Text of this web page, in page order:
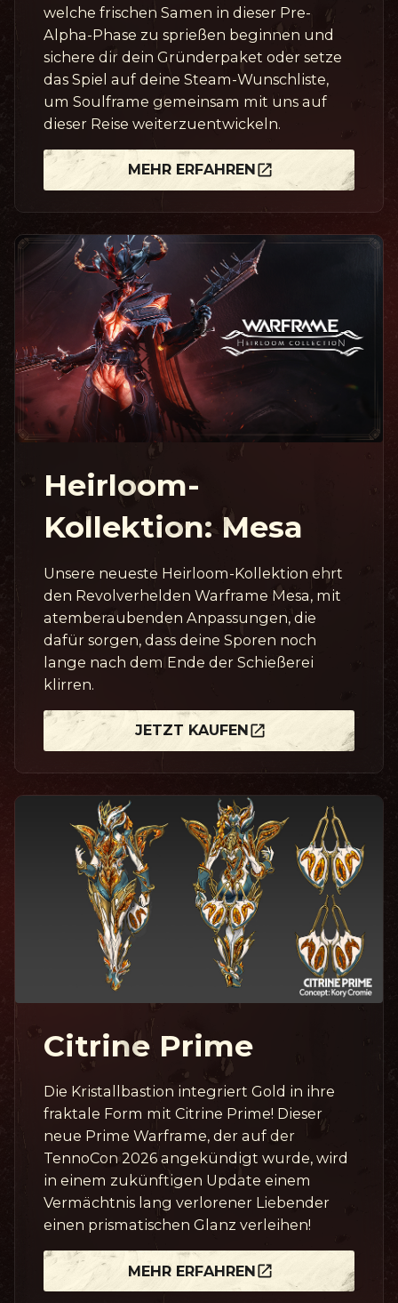
welche frischen Samen in dieser Pre-
Alpha-Phase zu sprießen beginnen und
sichere dir dein Gründerpaket oder setze
das Spiel auf deine Steam-Wunschliste,
um Soulframe gemeinsam mit uns auf
dieser Reise weiterzuentwickeln.
MEHR ERFAHREN
Heirloom-
Kollektion: Mesa
Unsere neueste Heirloom-Kollektion ehrt
den Revolverhelden Warframe Mesa, mit
atemberaubenden Anpassungen, die
dafür sorgen, dass deine Sporen noch
lange nach dem Ende der Schießerei
klirren.
JETZT KAUFEN
Citrine Prime
Die Kristallbastion integriert Gold in ihre
fraktale Form mit Citrine Prime! Dieser
neue Prime Warframe, der auf der
TennoCon 2026 angekündigt wurde, wird
in einem zukünftigen Update einem
Vermächtnis lang verlorener Liebender
einen prismatischen Glanz verleihen!
MEHR ERFAHREN